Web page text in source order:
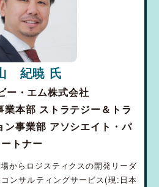
紀暁 氏
ー・エム株式会社
業本部 ストラテジー＆トラ
ン事業部 アソシエイト・パ
ートナー
からロジスティクスの開発リーダ
ンサルティングサービス(現:日本